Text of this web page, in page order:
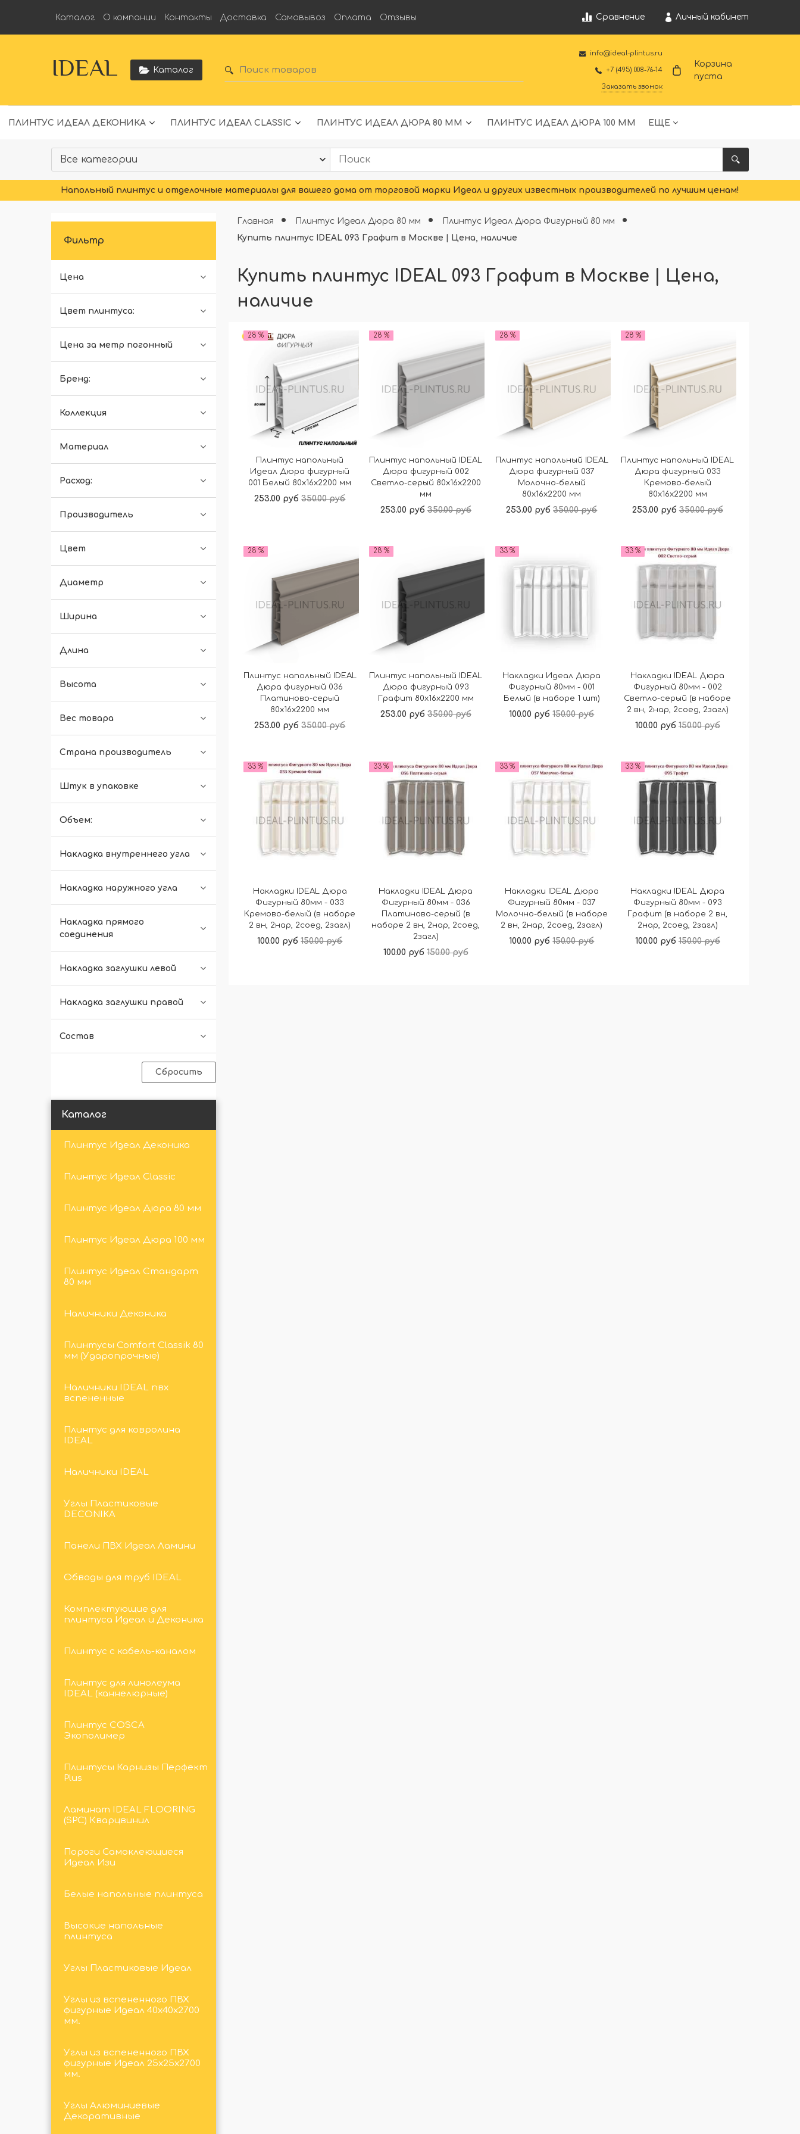
Сравнение Личный кабинет
Каталог О компании Контакты Доставка Самовывоз Оплата Отзывы
IDEAL Каталог
info@ideal-plintus.ru
+7 (495) 008-76-14
Заказать звонок
Корзина
пуста
ПЛИНТУС ИДЕАЛ ДЕКОНИКА ПЛИНТУС ИДЕАЛ CLASSIC ПЛИНТУС ИДЕАЛ ДЮРА 80 ММ ПЛИНТУС ИДЕАЛ ДЮРА 100 ММ ЕЩЕ
Напольный плинтус и отделочные материалы для вашего дома от торговой марки Идеал и других известных производителей по лучшим ценам!
Фильтр
Цена
Цвет плинтуса:
Цена за метр погонный
Бренд:
Коллекция
Материал
Расход:
Производитель
Цвет
Диаметр
Ширина
Длина
Высота
Вес товара
Страна производитель
Штук в упаковке
Объем:
Накладка внутреннего угла
Накладка наружного угла
Накладка прямого
соединения
Накладка заглушки левой
Накладка заглушки правой
Состав
Сбросить
Каталог
Плинтус Идеал Деконика
Плинтус Идеал Classic
Плинтус Идеал Дюра 80 мм
Плинтус Идеал Дюра 100 мм
Плинтус Идеал Стандарт
80 мм
Наличники Деконика
Плинтусы Comfort Classik 80
мм (Ударопрочные)
Наличники IDEAL пвх
вспененные
Плинтус для ковролина
IDEAL
Наличники IDEAL
Углы Пластиковые
DECONIKA
Панели ПВХ Идеал Ламини
Обводы для труб IDEAL
Комплектующие для
плинтуса Идеал и Деконика
Плинтус с кабель-каналом
Плинтус для линолеума
IDEAL (каннелюрные)
Плинтус COSCA
Экополимер
Плинтусы Карнизы Перфект
Plus
Ламинат IDEAL FLOORING
(SPC) Кварцвинил
Пороги Самоклеющиеся
Идеал Изи
Белые напольные плинтуса
Высокие напольные
плинтуса
Углы Пластиковые Идеал
Углы из вспененного ПВХ
фигурные Идеал 40х40х2700
мм.
Углы из вспененного ПВХ
фигурные Идеал 25х25х2700
мм.
Углы Алюминиевые
Декоративные
Главная Плинтус Идеал Дюра 80 мм
Плинтус Идеал Дюра Фигурный 80 мм
Купить плинтус IDEAL 093 Графит в Москве | Цена, наличие
Купить плинтус IDEAL 093 Графит в Москве | Цена,
наличие
28 %
Плинтус напольный
Идеал Дюра фигурный
001 Белый 80x16x2200 мм
253.00 руб 350.00 руб
28 %
Плинтус напольный IDEAL
Дюра фигурный 002
Светло-серый 80x16x2200
мм
253.00 руб 350.00 руб
28 %
Плинтус напольный IDEAL
Дюра фигурный 037
Молочно-белый
80x16x2200 мм
253.00 руб 350.00 руб
28 %
Плинтус напольный IDEAL
Дюра фигурный 033
Кремово-белый
80x16x2200 мм
253.00 руб 350.00 руб
В корзину
28 %
Плинтус напольный IDEAL
Дюра фигурный 036
Платиново-серый
80x16x2200 мм
253.00 руб 350.00 руб
В корзину
28 %
Плинтус напольный IDEAL
Дюра фигурный 093
Графит 80x16x2200 мм
253.00 руб 350.00 руб
33 %
Накладки Идеал Дюра
Фигурный 80мм - 001
Белый (в наборе 1 шт)
100.00 руб 150.00 руб
33 %
Накладки IDEAL Дюра
Фигурный 80мм - 002
Светло-серый (в наборе
2 вн, 2нар, 2соед, 2загл)
100.00 руб 150.00 руб
33 %
Накладки IDEAL Дюра
Фигурный 80мм - 033
Кремово-белый (в наборе
2 вн, 2нар, 2соед, 2загл)
100.00 руб 150.00 руб
33 %
Накладки IDEAL Дюра
Фигурный 80мм - 036
Платиново-серый (в
наборе 2 вн, 2нар, 2соед,
2загл)
100.00 руб 150.00 руб
33 %
Накладки IDEAL Дюра
Фигурный 80мм - 037
Молочно-белый (в наборе
2 вн, 2нар, 2соед, 2загл)
100.00 руб 150.00 руб
33 %
Накладки IDEAL Дюра
Фигурный 80мм - 093
Графит (в наборе 2 вн,
2нар, 2соед, 2загл)
100.00 руб 150.00 руб